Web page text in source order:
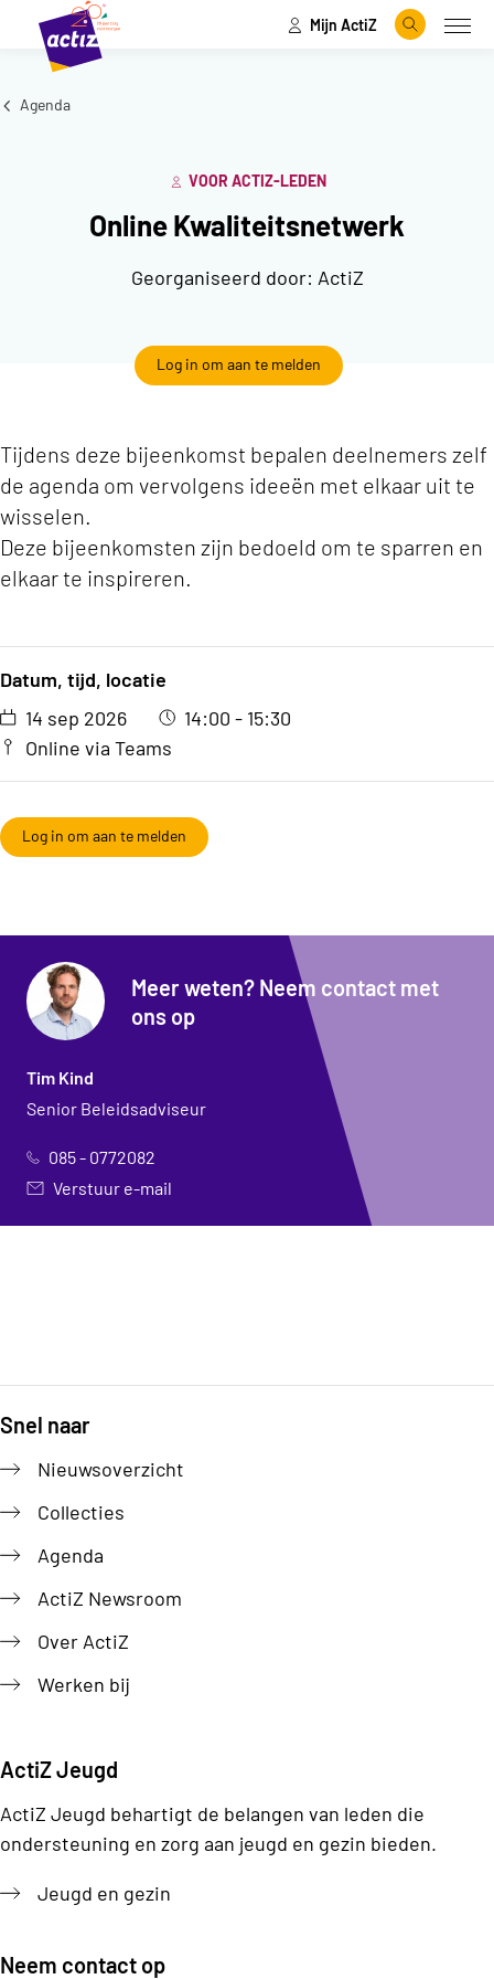
Naar hoofdinhoud
Naar menu Mijn ActiZ
Zoeken
Agenda
VOOR ACTIZ-LEDEN
Online Kwaliteitsnetwerk
Georganiseerd door: ActiZ
Log in om aan te melden
Tijdens deze bijeenkomst bepalen deelnemers zelf
de agenda om vervolgens ideeën met elkaar uit te
wisselen.
Deze bijeenkomsten zijn bedoeld om te sparren en
elkaar te inspireren.
Datum, tijd, locatie
14 sep 2026
14:00 - 15:30
Online via Teams
Log in om aan te melden
Meer weten? Neem contact met
ons op
Tim Kind
Senior Beleidsadviseur
085 - 0772082
Verstuur e-mail
Snel naar
Nieuwsoverzicht
Collecties
Agenda
ActiZ Newsroom
Over ActiZ
Werken bij
ActiZ Jeugd
ActiZ Jeugd behartigt de belangen van leden die
ondersteuning en zorg aan jeugd en gezin bieden.
Jeugd en gezin
Neem contact op